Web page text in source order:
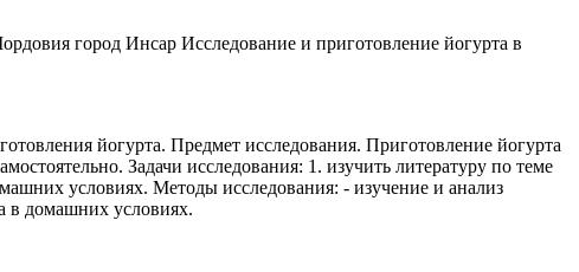
город Инсар Исследование и приготовление йогурта в
йогурта. Предмет исследования. Приготовление йогурта
Задачи исследования: 1. изучить литературу по теме
условиях. Методы исследования: - изучение и анализ
в домашних условиях.